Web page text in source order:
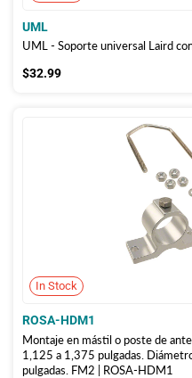
UML
UML - Soporte universal Laird
$32.99
In Stock
ROSA-HDM1
Montaje en mástil o poste de
1,125 a 1,375 pulgadas.
pulgadas. FM2 | ROSA-HDM1